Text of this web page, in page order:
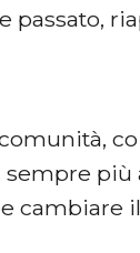
passato,
più
cambiare